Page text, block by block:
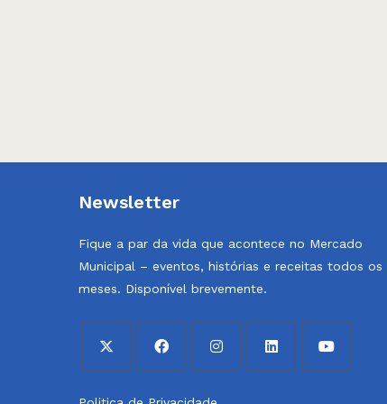
Newsletter
Fique a par da vida que acontece no Mercado
Municipal – eventos, histórias e receitas todos os
meses. Disponível brevemente.